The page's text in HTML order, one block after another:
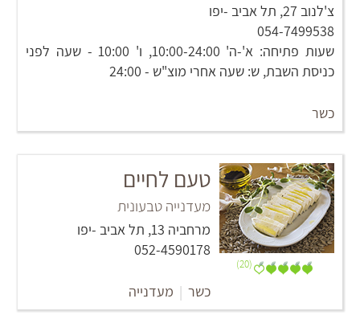
צ'לנוב 27, תל אביב -יפו
054-7499538
שעות פתיחה: א'-ה' 10:00-24:00, ו' 10:00 - שעה לפני
כניסת השבת, ש: שעה אחרי מוצ"ש - 24:00
כשר
(20)
טעם לחיים
מעדנייה טבעונית
מרחביה 13, תל אביב -יפו
052-4590178
כשר | מעדנייה